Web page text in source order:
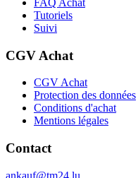
Tutoriels
Suivi
CGV Achat
CGV Achat
Protection des données
Conditions d'achat
Mentions légales
Contact
ankauf@tm24.lu